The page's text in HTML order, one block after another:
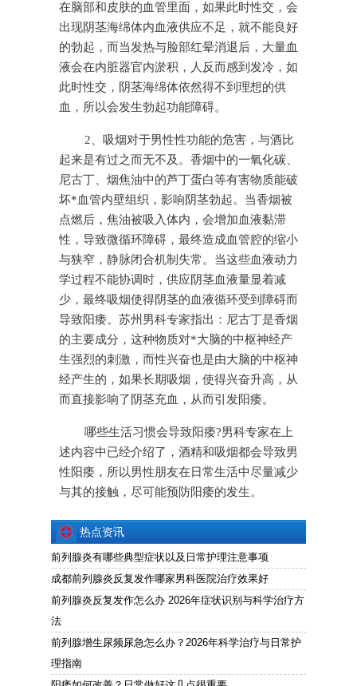
在脑部和皮肤的血管里面，如果此时性交，会
出现阴茎海绵体内血液供应不足，就不能良好
的勃起，而当发热与脸部红晕消退后，大量血
液会在内脏器官内淤积，人反而感到发冷，如
此时性交，阴茎海绵体依然得不到理想的供
血，所以会发生勃起功能障碍。
2、吸烟对于男性性功能的危害，与酒比
起来是有过之而无不及。香烟中的一氧化碳、
尼古丁、烟焦油中的芦丁蛋白等有害物质能破
坏*血管内壁组织，影响阴茎勃起。当香烟被
点燃后，焦油被吸入体内，会增加血液黏滞
性，导致微循环障碍，最终造成血管腔的缩小
与狭窄，静脉闭合机制失常。当这些血液动力
学过程不能协调时，供应阴茎血液量显着减
少，最终吸烟使得阴茎的血液循环受到障碍而
导致阳痿。苏州男科专家指出：尼古丁是香烟
的主要成分，这种物质对*大脑的中枢神经产
生强烈的刺激，而性兴奋也是由大脑的中枢神
经产生的，如果长期吸烟，使得兴奋升高，从
而直接影响了阴茎充血，从而引发阳痿。
哪些生活习惯会导致阳痿?男科专家在上
述内容中已经介绍了，酒精和吸烟都会导致男
性阳痿，所以男性朋友在日常生活中尽量减少
与其的接触，尽可能预防阳痿的发生。
热点资讯
前列腺炎有哪些典型症状以及日常护理注意事项
成都前列腺炎反复发作哪家男科医院治疗效果好
前列腺炎反复发作怎么办 2026年症状识别与科学治疗方
法
前列腺增生尿频尿急怎么办？2026年科学治疗与日常护
理指南